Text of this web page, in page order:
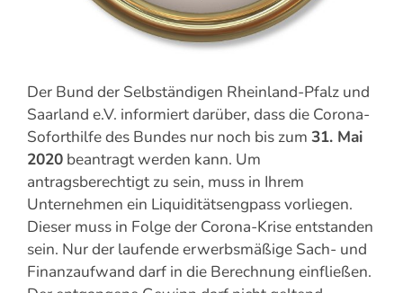
Der Bund der Selbständigen Rheinland-Pfalz und
Saarland e.V. informiert darüber, dass die Corona-
Soforthilfe des Bundes nur noch bis zum 31. Mai
2020 beantragt werden kann. Um
antragsberechtigt zu sein, muss in Ihrem
Unternehmen ein Liquiditätsengpass vorliegen.
Dieser muss in Folge der Corona-Krise entstanden
sein. Nur der laufende erwerbsmäßige Sach- und
Finanzaufwand darf in die Berechnung einfließen.